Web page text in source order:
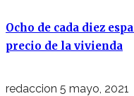
Ocho de cada diez
precio de la vivienda
redaccion 5 mayo, 2021